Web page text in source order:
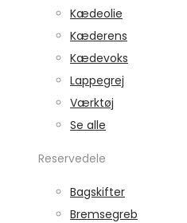
Kædeolie
Kæderens
Kædevoks
Lappegrej
Værktøj
Se alle
Reservedele
Bagskifter
Bremsegreb